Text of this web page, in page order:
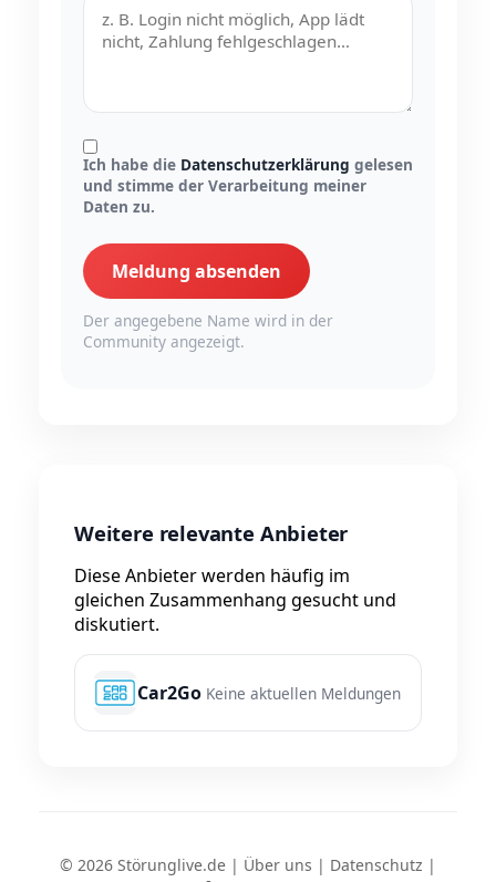
Ich habe die Datenschutzerklärung gelesen
und stimme der Verarbeitung meiner
Daten zu.
Meldung absenden
Der angegebene Name wird in der
Community angezeigt.
Weitere relevante Anbieter
Diese Anbieter werden häufig im
gleichen Zusammenhang gesucht und
diskutiert.
Car2Go Keine aktuellen Meldungen
© 2026 Störunglive.de | Über uns | Datenschutz |